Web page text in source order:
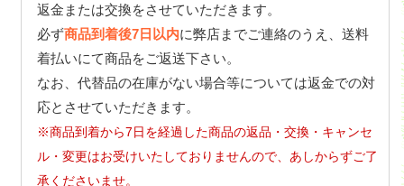
返金または交換をさせていただきます。
必ず商品到着後7日以内に弊店までご連絡のうえ、送料
着払いにて商品をご返送下さい。
なお、代替品の在庫がない場合等については返金での対
応とさせていただきます。
※商品到着から7日を経過した商品の返品・交換・キャンセ
ル・変更はお受けいたしておりませんので、あしからずご了
承くださいませ。